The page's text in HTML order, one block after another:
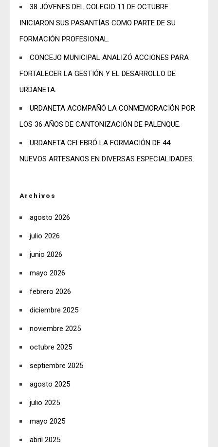
38 JÓVENES DEL COLEGIO 11 DE OCTUBRE
INICIARON SUS PASANTÍAS COMO PARTE DE SU
FORMACIÓN PROFESIONAL.
CONCEJO MUNICIPAL ANALIZÓ ACCIONES PARA
FORTALECER LA GESTIÓN Y EL DESARROLLO DE
URDANETA.
URDANETA ACOMPAÑÓ LA CONMEMORACIÓN POR
LOS 36 AÑOS DE CANTONIZACIÓN DE PALENQUE.
URDANETA CELEBRÓ LA FORMACIÓN DE 44
NUEVOS ARTESANOS EN DIVERSAS ESPECIALIDADES.
Archivos
agosto 2026
julio 2026
junio 2026
mayo 2026
febrero 2026
diciembre 2025
noviembre 2025
octubre 2025
septiembre 2025
agosto 2025
julio 2025
mayo 2025
abril 2025